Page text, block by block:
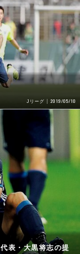
Jリーグ 2019/05/10
表・大黒将志の提